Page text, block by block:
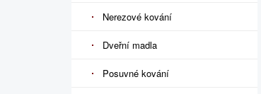
Nerezové kování
Dveřní madla
Posuvné kování